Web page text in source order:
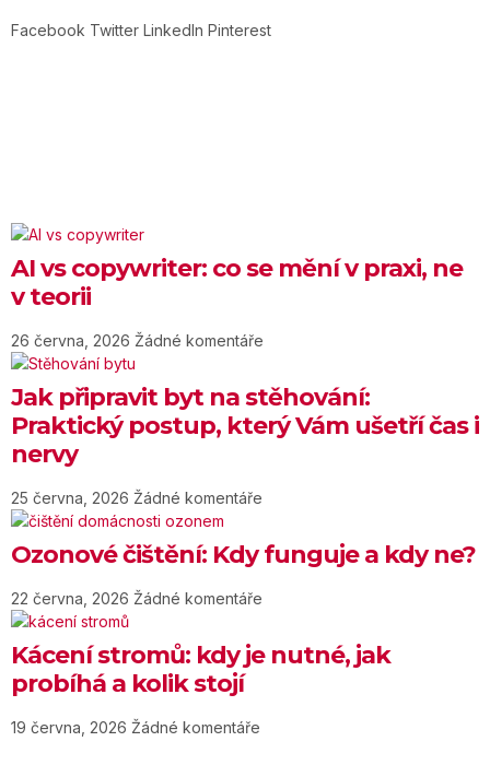
Facebook Twitter LinkedIn Pinterest
AI vs copywriter: co se mění v praxi, ne
v teorii
26 června, 2026 Žádné komentáře
Jak připravit byt na stěhování:
Praktický postup, který Vám ušetří čas i
nervy
25 června, 2026 Žádné komentáře
Ozonové čištění: Kdy funguje a kdy ne?
22 června, 2026 Žádné komentáře
Kácení stromů: kdy je nutné, jak
probíhá a kolik stojí
19 června, 2026 Žádné komentáře